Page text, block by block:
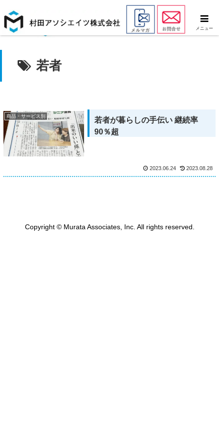
若者
商品・サービス別
若者が暮らしの手伝い 継続率
90％超
2023.06.24 2023.08.28
Copyright © Murata Associates, Inc. All rights reserved.
メニュー